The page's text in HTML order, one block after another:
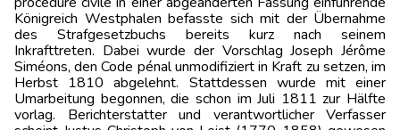
Königreich Westphalen befasste sich mit der Übernahme
des Strafgesetzbuchs bereits kurz nach seinem
Inkrafttreten. Dabei wurde der Vorschlag Joseph Jérôme
Siméons, den Code pénal unmodifiziert in Kraft zu setzen, im
Herbst 1810 abgelehnt. Stattdessen wurde mit einer
Umarbeitung begonnen, die schon im Juli 1811 zur Hälfte
vorlag. Berichterstatter und verantwortlicher Verfasser